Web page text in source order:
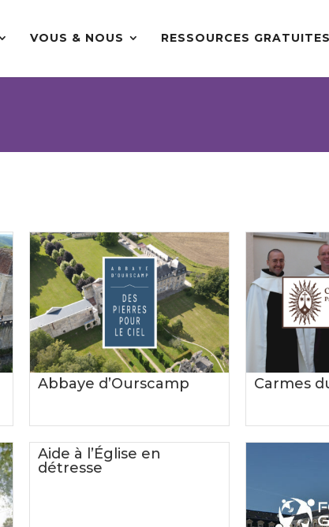
VOUS & NOUS RESSOURCES GRATUITES
Abbaye d’Ourscamp Carmes
Aide à l’Église en
détresse